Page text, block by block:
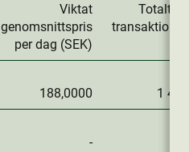
Viktat
genomsnittspris
per dag (SEK)
Totalt
188,0000 1
-